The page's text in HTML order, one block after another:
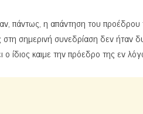
πάντως, η απάντηση του
σημερινή συνεδρίαση δεν ήταν
ο ίδιος καιμε την πρόεδρο της εν